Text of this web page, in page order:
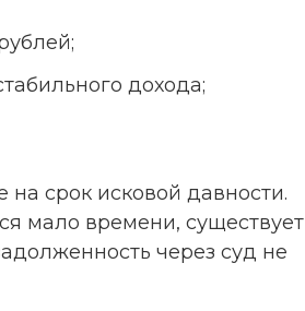
дохода;
срок исковой давности.
мало времени, существует
через суд не